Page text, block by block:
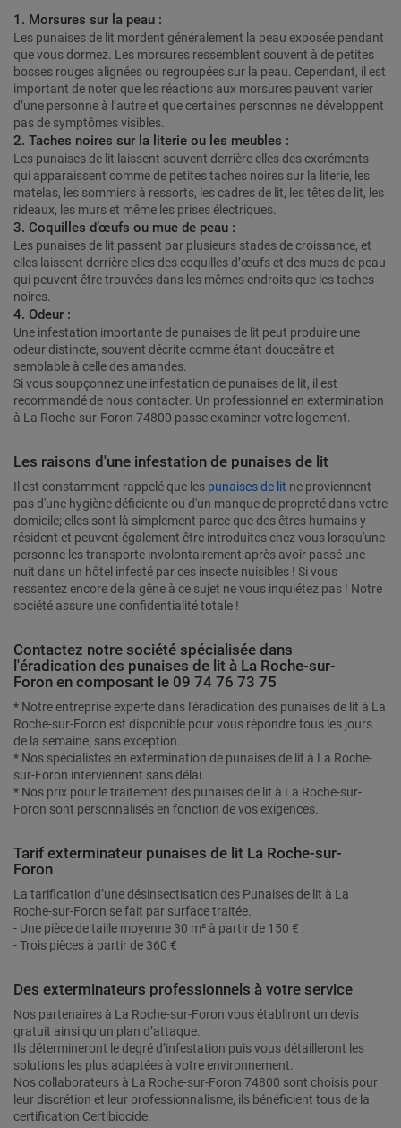
1. Morsures sur la peau :
Les punaises de lit mordent généralement la peau exposée pendant
que vous dormez. Les morsures ressemblent souvent à de petites
bosses rouges alignées ou regroupées sur la peau. Cependant, il est
important de noter que les réactions aux morsures peuvent varier
d’une personne à l’autre et que certaines personnes ne développent
pas de symptômes visibles.
2. Taches noires sur la literie ou les meubles :
Les punaises de lit laissent souvent derrière elles des excréments
qui apparaissent comme de petites taches noires sur la literie, les
matelas, les sommiers à ressorts, les cadres de lit, les têtes de lit, les
rideaux, les murs et même les prises électriques.
3. Coquilles d’œufs ou mue de peau :
Les punaises de lit passent par plusieurs stades de croissance, et
elles laissent derrière elles des coquilles d’œufs et des mues de peau
qui peuvent être trouvées dans les mêmes endroits que les taches
noires.
4. Odeur :
Une infestation importante de punaises de lit peut produire une
odeur distincte, souvent décrite comme étant douceâtre et
semblable à celle des amandes.
Si vous soupçonnez une infestation de punaises de lit, il est
recommandé de nous contacter. Un professionnel en extermination
à La Roche-sur-Foron 74800 passe examiner votre logement.
Les raisons d'une infestation de punaises de lit
Il est constamment rappelé que les punaises de lit ne proviennent
pas d'une hygiène déficiente ou d'un manque de propreté dans votre
domicile; elles sont là simplement parce que des êtres humains y
résident et peuvent également être introduites chez vous lorsqu'une
personne les transporte involontairement après avoir passé une
nuit dans un hôtel infesté par ces insecte nuisibles ! Si vous
ressentez encore de la gêne à ce sujet ne vous inquiétez pas ! Notre
société assure une confidentialité totale !
Contactez notre société spécialisée dans
l'éradication des punaises de lit à La Roche-sur-
Foron en composant le 09 74 76 73 75
* Notre entreprise experte dans l'éradication des punaises de lit à La
Roche-sur-Foron est disponible pour vous répondre tous les jours
de la semaine, sans exception.
* Nos spécialistes en extermination de punaises de lit à La Roche-
sur-Foron interviennent sans délai.
* Nos prix pour le traitement des punaises de lit à La Roche-sur-
Foron sont personnalisés en fonction de vos exigences.
Tarif exterminateur punaises de lit La Roche-sur-
Foron
La tarification d’une désinsectisation des Punaises de lit à La
Roche-sur-Foron se fait par surface traitée.
- Une pièce de taille moyenne 30 m² à partir de 150 € ;
- Trois pièces à partir de 360 €
Des exterminateurs professionnels à votre service
Nos partenaires à La Roche-sur-Foron vous établiront un devis
gratuit ainsi qu’un plan d’attaque.
Ils détermineront le degré d’infestation puis vous détailleront les
solutions les plus adaptées à votre environnement.
Nos collaborateurs à La Roche-sur-Foron 74800 sont choisis pour
leur discrétion et leur professionnalisme, ils bénéficient tous de la
certification Certibiocide.